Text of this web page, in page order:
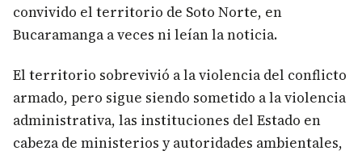
convivido el territorio de Soto Norte, en
Bucaramanga a veces ni leían la noticia.
El territorio sobrevivió a la violencia del conflicto
armado, pero sigue siendo sometido a la violencia
administrativa, las instituciones del Estado en
cabeza de ministerios y autoridades ambientales,